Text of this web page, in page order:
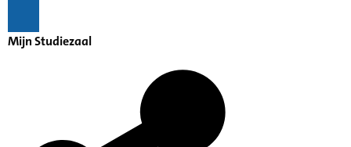
Mijn Studiezaal